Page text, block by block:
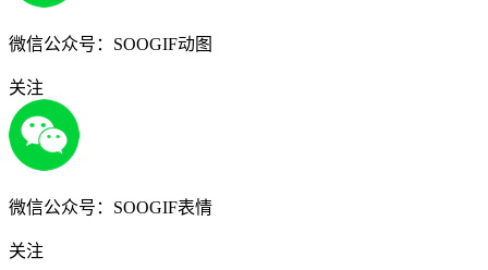
微信公众号：SOOGIF动图
关注
微信公众号：SOOGIF表情
关注